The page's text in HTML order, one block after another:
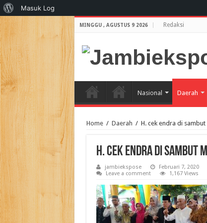
MINGGU , AGUSTUS 9 2026 Redaksi
Nasional Daerah
Home / Daerah / H. cek endra di
H. cek endra di sambut
jambiekspose Februari 7, 2020
Leave a comment
1,167 Views
Tentang
WordPress
Masuk Log